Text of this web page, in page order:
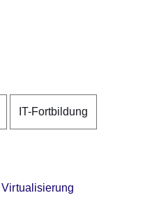
IT-Fortbildung
Virtualisierung